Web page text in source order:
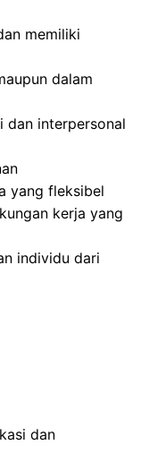
memiliki
dalam
dan interpersonal
yang fleksibel
kerja yang
individu dari
dan